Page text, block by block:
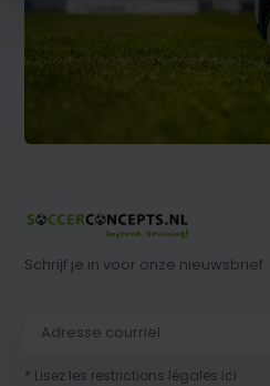
Schrijf je in voor onze nieuwsbrief
* Lisez les restrictions légales ici